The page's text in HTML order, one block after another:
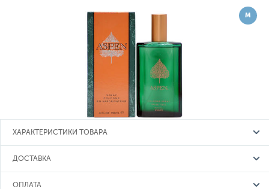
М
ХАРАКТЕРИСТИКИ ТОВАРА
ДОСТАВКА
ОПЛАТА